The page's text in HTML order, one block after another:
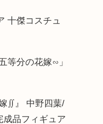
十傑コスチュ
等分の花嫁∽」
∬』 中野四葉/
成品フィギュア